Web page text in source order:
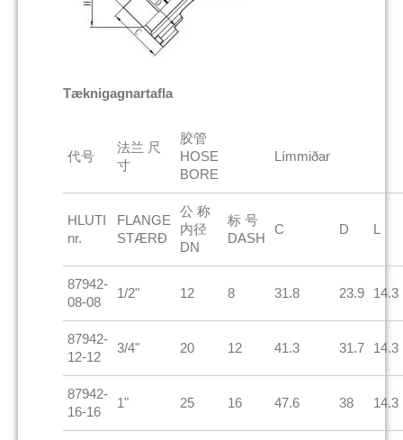
Tæknigagnartafla
代号
法兰 尺
寸
胶管
HOSE
BORE
Límmiðar
HLUTI
nr.
FLANGE
STÆRÐ
公 称
内径
DN
标 号
DASH
C D L
87942-
08-08
1/2" 12 8 31.8 23.9 14.3
87942-
12-12
3/4" 20 12 41.3 31.7 14.3
87942-
16-16
1" 25 16 47.6 38 14.3